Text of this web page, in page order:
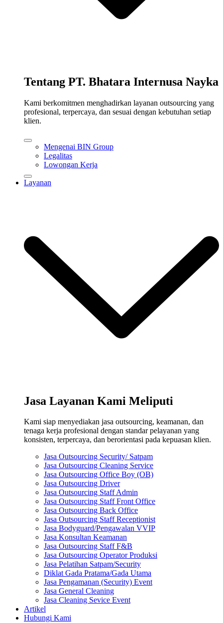
Tentang PT. Bhatara Internusa Nayka
Kami berkomitmen menghadirkan layanan outsourcing yang
profesional, terpercaya, dan sesuai dengan kebutuhan setiap
klien.
Mengenai BIN Group
Legalitas
Lowongan Kerja
Layanan
Jasa Layanan Kami Meliputi
Kami siap menyediakan jasa outsourcing, keamanan, dan
tenaga kerja profesional dengan standar pelayanan yang
konsisten, terpercaya, dan berorientasi pada kepuasan klien.
Jasa Outsourcing Security/ Satpam
Jasa Outsourcing Cleaning Service
Jasa Outsourcing Office Boy (OB)
Jasa Outsourcing Driver
Jasa Outsourcing Staff Admin
Jasa Outsourcing Staff Front Office
Jasa Outsourcing Back Office
Jasa Outsourcing Staff Receptionist
Jasa Bodyguard/Pengawalan VVIP
Jasa Konsultan Keamanan
Jasa Outsourcing Staff F&B
Jasa Outsourcing Operator Produksi
Jasa Pelatihan Satpam/Security
Diklat Gada Pratama/Gada Utama
Jasa Pengamanan (Security) Event
Jasa General Cleaning
Jasa Cleaning Sevice Event
Artikel
Hubungi Kami